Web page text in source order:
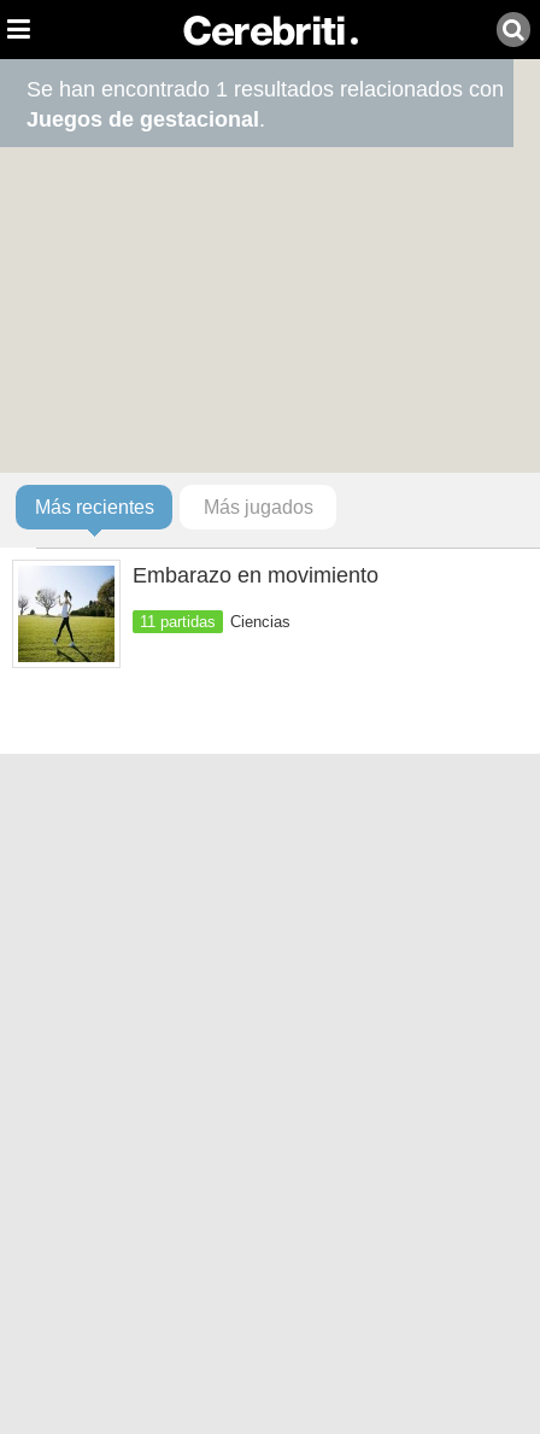
Se han encontrado 1 resultados relacionados con
Juegos de gestacional .
Más recientes Más jugados
Embarazo en movimiento
11 partidas Ciencias